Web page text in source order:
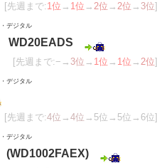
[先週まで:1位 → 1位 → 2位 → 2位 → 3位]
デジタル
WD20EADS
[先週まで:−→ 3位 → 1位 → 1位 → 2位]
デジタル
[先週まで:4位 → 4位 →5位→5位→6位]
デジタル